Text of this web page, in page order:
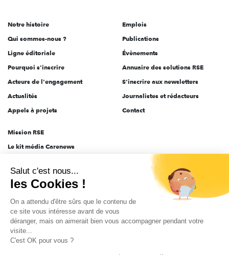
l'engagement
Notre histoire
Qui sommes-nous ?
Ligne éditoriale
Pourquoi s'inscrire
Acteurs de l'engagement
Actualités
Appels à projets
Emplois
Publications
Évènements
Annuaire des solutions RSE
S'inscrire aux newsletters
Journalistes et rédacteurs
Contact
Mission RSE
Le kit média Carenews
AEF info
Novethic
PRODURABLE
Inclusiv Day
Salut c'est nous...
les Cookies !
On a attendu d'être sûrs que le contenu de
ce site vous intéresse avant de vous
déranger, mais on aimerait bien vous accompagner pendant votre
visite...
C'est OK pour vous ?